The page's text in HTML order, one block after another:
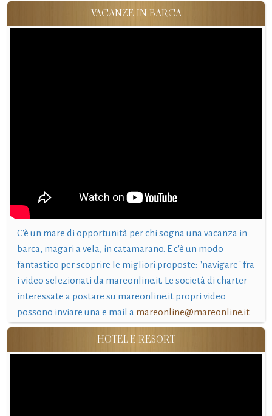
VACANZE IN BARCA
C'è un mare di opportunità per chi sogna una vacanza in
barca, magari a vela, in catamarano. E c'è un modo
fantastico per scoprire le migliori proposte: "navigare" fra
i video selezionati da mareonline.it. Le società di charter
interessate a postare su mareonline.it propri video
possono inviare una e mail a mareonline@mareonline.it
HOTEL E RESORT